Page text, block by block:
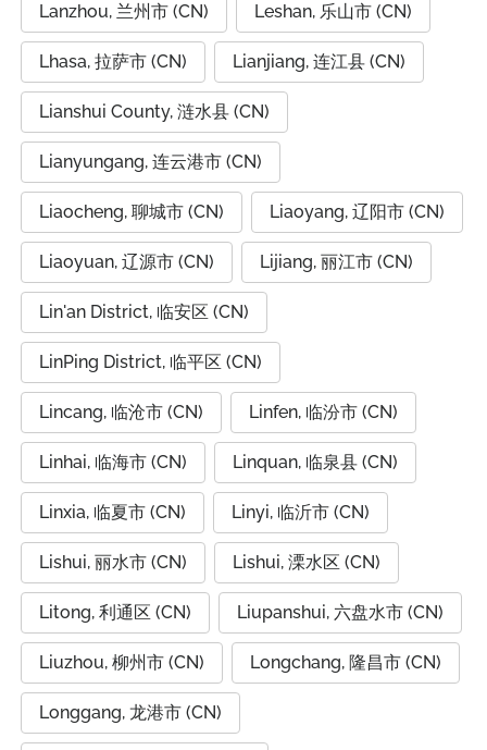
Lanzhou, 兰州市 (CN) Leshan, 乐山市 (CN)
Lhasa, 拉萨市 (CN) Lianjiang, 连江县 (CN)
Lianshui County, 涟水县 (CN)
Lianyungang, 连云港市 (CN)
Liaocheng, 聊城市 (CN) Liaoyang, 辽阳市 (CN)
Liaoyuan, 辽源市 (CN) Lijiang, 丽江市 (CN)
Lin'an District, 临安区 (CN)
LinPing District, 临平区 (CN)
Lincang, 临沧市 (CN) Linfen, 临汾市 (CN)
Linhai, 临海市 (CN) Linquan, 临泉县 (CN)
Linxia, 临夏市 (CN) Linyi, 临沂市 (CN)
Lishui, 丽水市 (CN) Lishui, 溧水区 (CN)
Litong, 利通区 (CN) Liupanshui, 六盘水市 (CN)
Liuzhou, 柳州市 (CN) Longchang, 隆昌市 (CN)
Longgang, 龙港市 (CN)